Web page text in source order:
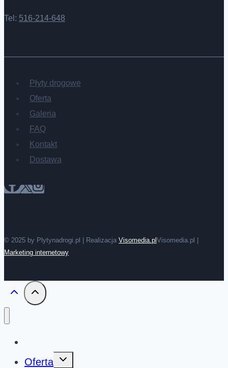
Tel: 516-214-648
Płyty drogowe
Oferta
Galeria
FAQ
Kontakt
Dostawa
© 2025 by Plytynadrogi.pl | Realizacja Visomedia.pl Visomedia.pl |
Marketing internetowy
Oferta
Przełącz